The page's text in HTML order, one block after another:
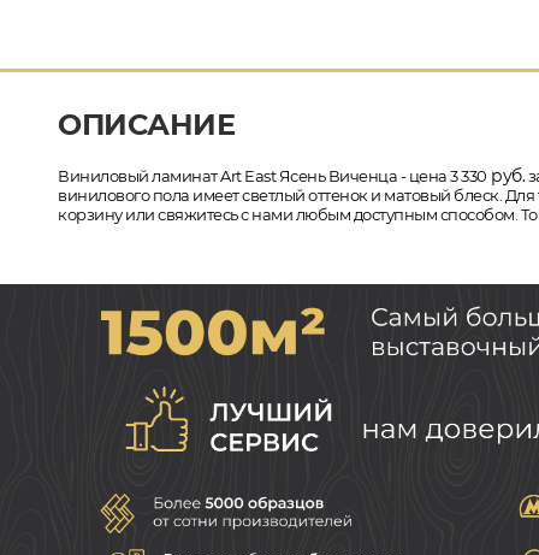
ОПИСАНИЕ
Виниловый ламинат Art East Ясень Виченца - цена 3 330 руб.
винилового пола имеет светлый оттенок и матовый блеск.
корзину или свяжитесь с нами любым доступным способом.